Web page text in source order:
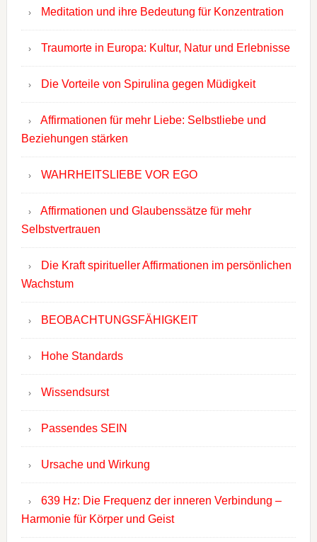
Meditation und ihre Bedeutung für Konzentration
Traumorte in Europa: Kultur, Natur und Erlebnisse
Die Vorteile von Spirulina gegen Müdigkeit
Affirmationen für mehr Liebe: Selbstliebe und
Beziehungen stärken
WAHRHEITSLIEBE VOR EGO
Affirmationen und Glaubenssätze für mehr
Selbstvertrauen
Die Kraft spiritueller Affirmationen im persönlichen
Wachstum
BEOBACHTUNGSFÄHIGKEIT
Hohe Standards
Wissendsurst
Passendes SEIN
Ursache und Wirkung
639 Hz: Die Frequenz der inneren Verbindung –
Harmonie für Körper und Geist